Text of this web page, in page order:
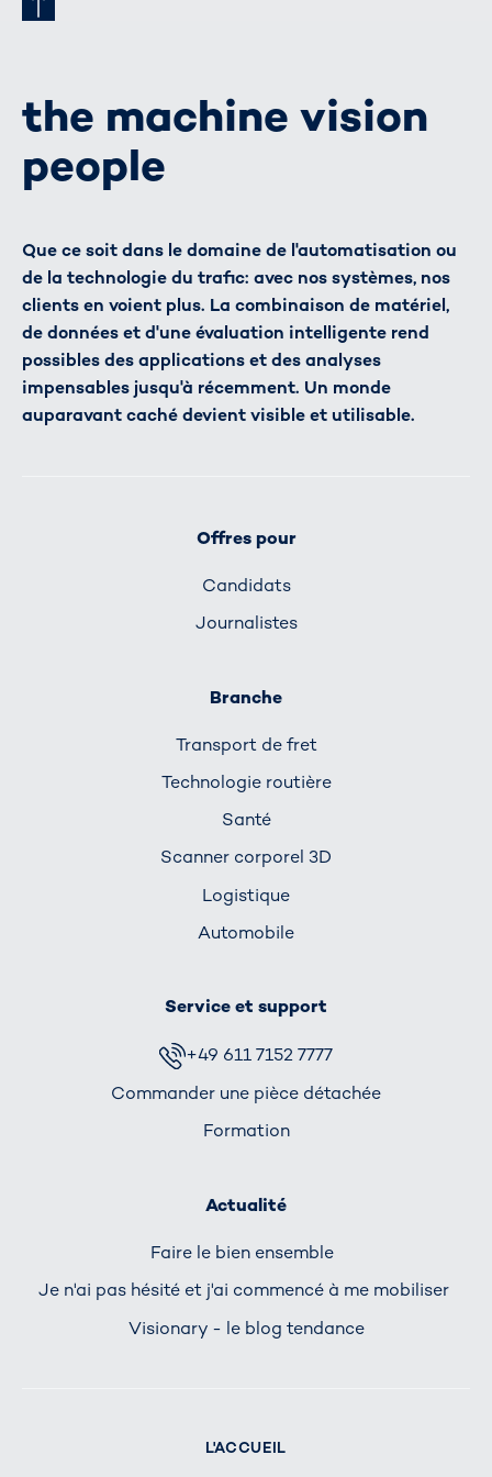
the machine vision
people
Que ce soit dans le domaine de l'automatisation ou
de la technologie du trafic: avec nos systèmes, nos
clients en voient plus. La combinaison de matériel,
de données et d'une évaluation intelligente rend
possibles des applications et des analyses
impensables jusqu'à récemment. Un monde
auparavant caché devient visible et utilisable.
Offres pour
Candidats
Journalistes
Branche
Transport de fret
Technologie routière
Santé
Scanner corporel 3D
Logistique
Automobile
Service et support
+49 611 7152 7777
Commander une pièce détachée
Formation
Actualité
Faire le bien ensemble
Je n'ai pas hésité et j'ai commencé à me mobiliser
Visionary - le blog tendance
L'ACCUEIL